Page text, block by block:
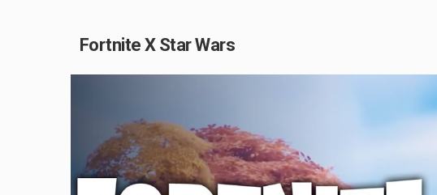
Fortnite X Star Wars